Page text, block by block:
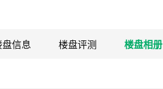
信息 楼盘评测 楼盘相册